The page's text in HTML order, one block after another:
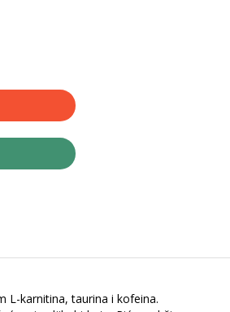
L-karnitina, taurina i kofeina.